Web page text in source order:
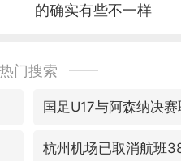
的确实有些不一样
热门搜索
国足U17与阿森纳决
杭州机场已取消航班